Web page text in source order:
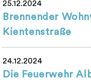
25.12.2024
Brennender
Kientenstraße
24.12.2024
Die Feuerwehr